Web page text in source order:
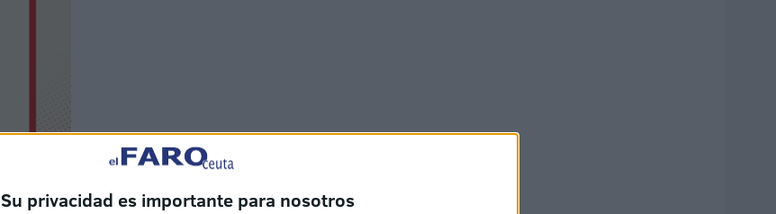
Su privacidad es importante para nosotros